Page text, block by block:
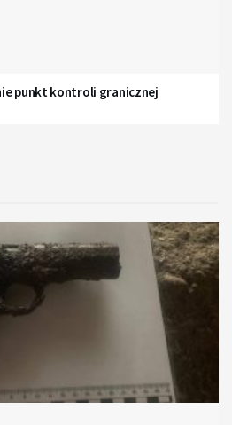
punkt kontroli granicznej